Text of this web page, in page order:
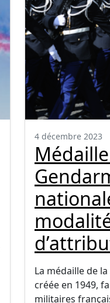
4 décembre 2023
La médaille de
créée en 1949,
militaires